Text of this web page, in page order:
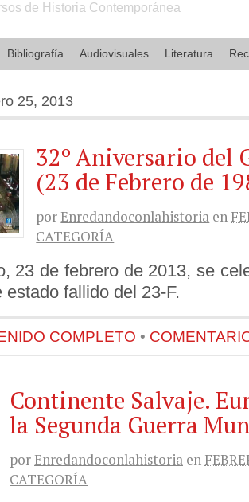
de Historia Contemporánea
Bibliografía Audiovisuales Literatura
25, 2013
32º Aniversario del
(23 de Febrero de
porEnredandoconlahistoria en
CATEGORÍA
23 de febrero de 2013, se
estado fallido del 23-F.
COMPLETO •
Continente Salvaje.
la Segunda Guerra
porEnredandoconlahistoria en
CATEGORÍA